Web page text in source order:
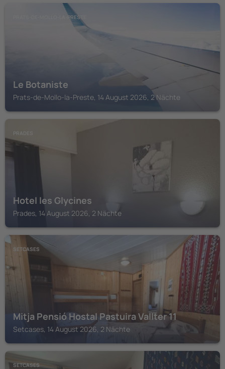
PRATS-DE-MOLLO-LA-PRESTE
Le Botaniste
Prats-de-Mollo-la-Preste, 14 August 2026, 2 Nächte
PRADES
Hotel les Glycines
Prades, 14 August 2026, 2 Nächte
SETCASES
Mitja Pensió Hostal Pastuira Vallter 11
Setcases, 14 August 2026, 2 Nächte
SETCASES